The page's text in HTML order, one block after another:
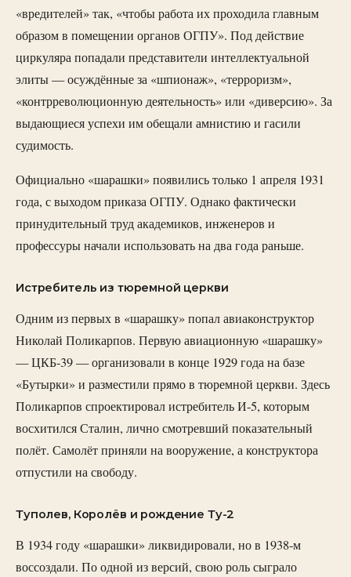
«вредителей» так, «чтобы работа их проходила главным
образом в помещении органов ОГПУ». Под действие
циркуляра попадали представители интеллектуальной
элиты — осуждённые за «шпионаж», «терроризм»,
«контрреволюционную деятельность» или «диверсию». За
выдающиеся успехи им обещали амнистию и гасили
судимость.
Официально «шарашки» появились только 1 апреля 1931
года, с выходом приказа ОГПУ. Однако фактически
принудительный труд академиков, инженеров и
профессуры начали использовать на два года раньше.
Истребитель из тюремной церкви
Одним из первых в «шарашку» попал авиаконструктор
Николай Поликарпов. Первую авиационную «шарашку»
— ЦКБ-39 — организовали в конце 1929 года на базе
«Бутырки» и разместили прямо в тюремной церкви. Здесь
Поликарпов спроектировал истребитель И-5, которым
восхитился Сталин, лично смотревший показательный
полёт. Самолёт приняли на вооружение, а конструктора
отпустили на свободу.
Туполев, Королёв и рождение Ту-2
В 1934 году «шарашки» ликвидировали, но в 1938-м
воссоздали. По одной из версий, свою роль сыграло